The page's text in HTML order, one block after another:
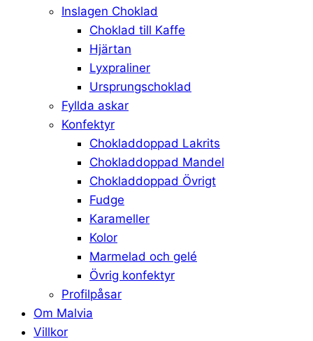
Inslagen Choklad
Choklad till Kaffe
Hjärtan
Lyxpraliner
Ursprungschoklad
Fyllda askar
Konfektyr
Chokladdoppad Lakrits
Chokladdoppad Mandel
Chokladdoppad Övrigt
Fudge
Karameller
Kolor
Marmelad och gelé
Övrig konfektyr
Profilpåsar
Om Malvia
Villkor